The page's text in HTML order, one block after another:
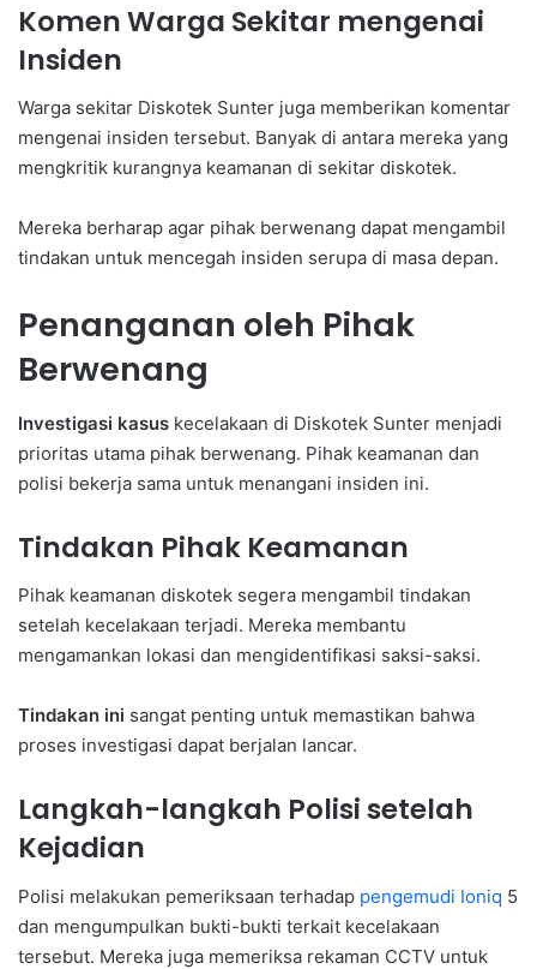
Komen Warga Sekitar mengenai
Insiden
Warga sekitar Diskotek Sunter juga memberikan komentar
mengenai insiden tersebut. Banyak di antara mereka yang
mengkritik kurangnya keamanan di sekitar diskotek.
Mereka berharap agar pihak berwenang dapat mengambil
tindakan untuk mencegah insiden serupa di masa depan.
Penanganan oleh Pihak
Berwenang
Investigasi kasus kecelakaan di Diskotek Sunter menjadi
prioritas utama pihak berwenang. Pihak keamanan dan
polisi bekerja sama untuk menangani insiden ini.
Tindakan Pihak Keamanan
Pihak keamanan diskotek segera mengambil tindakan
setelah kecelakaan terjadi. Mereka membantu
mengamankan lokasi dan mengidentifikasi saksi-saksi.
Tindakan ini sangat penting untuk memastikan bahwa
proses investigasi dapat berjalan lancar.
Langkah-langkah Polisi setelah
Kejadian
Polisi melakukan pemeriksaan terhadap pengemudi Ioniq 5
dan mengumpulkan bukti-bukti terkait kecelakaan
tersebut. Mereka juga memeriksa rekaman CCTV untuk